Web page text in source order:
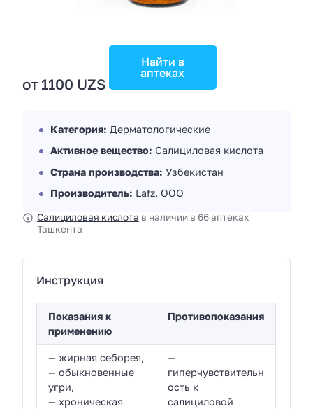
от 1100 UZS
Найти в
аптеках
Категория: Дерматологические
Активное вещество: Салициловая кислота
Страна производства: Узбекистан
Производитель: Lafz, ООО
Салициловая кислота в наличии в 66 аптеках
Ташкента
Инструкция
Показания к
применению
Противопоказания
— жирная себорея,
— обыкновенные
угри,
— хроническая
—
гиперчувствительн
ость к
салициловой